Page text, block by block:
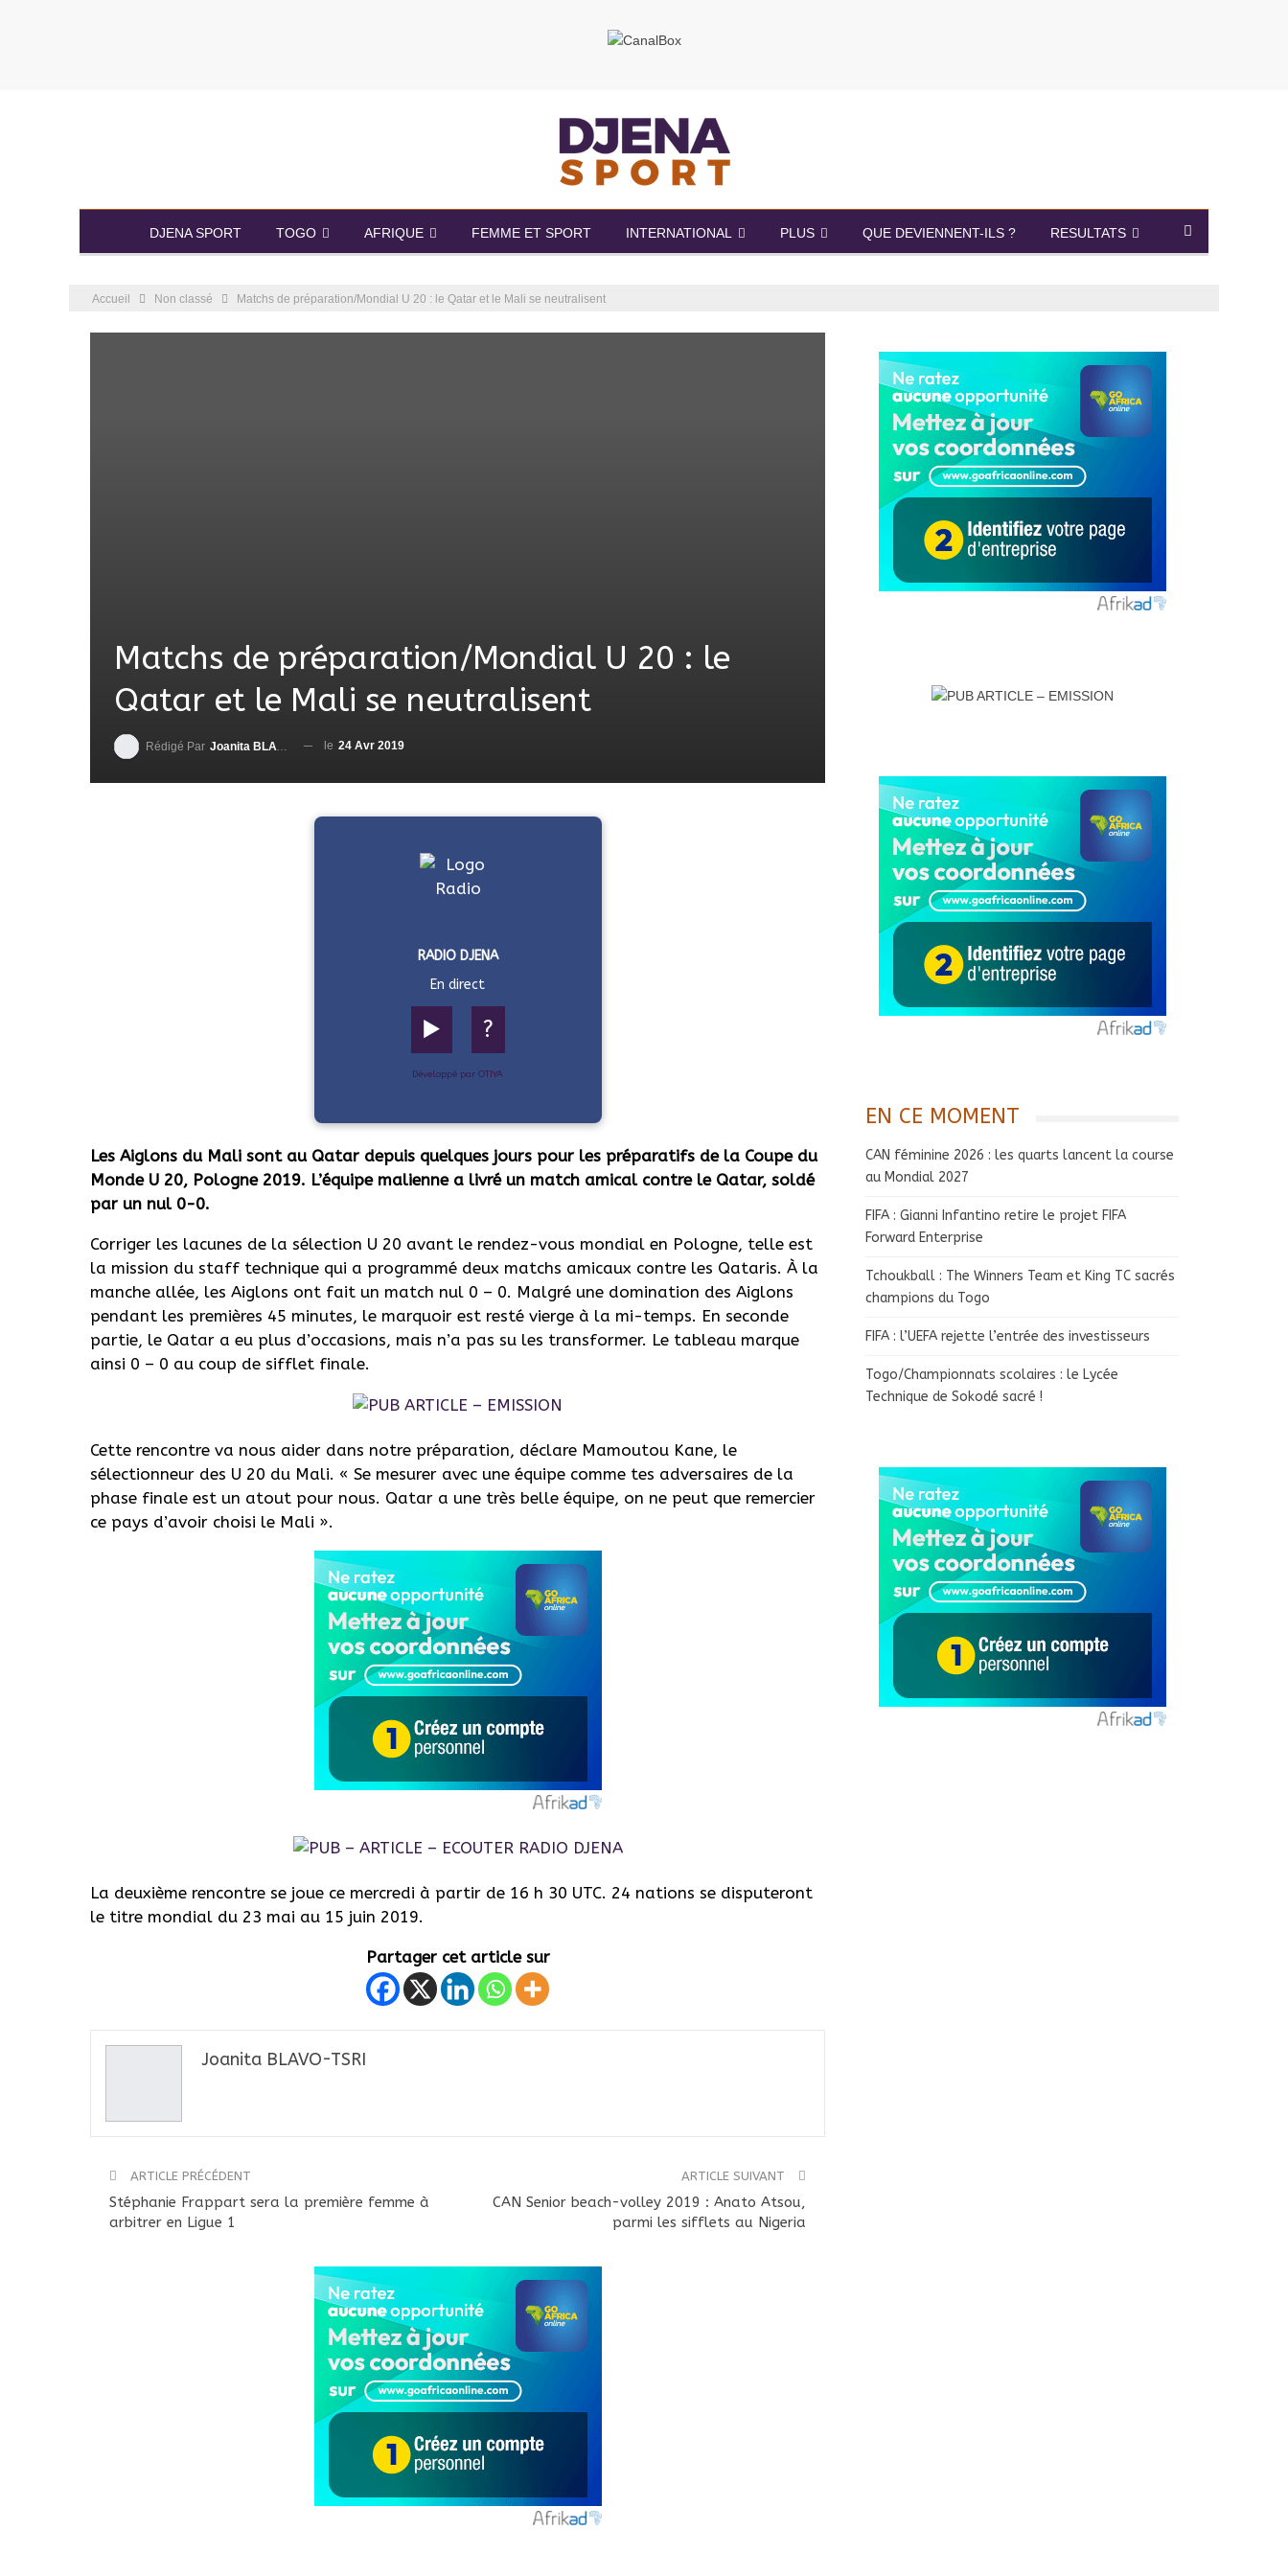
DJENA SPORT TOGO AFRIQUE FEMME ET SPORT INTERNATIONAL PLUS QUE DEVIENNENT-ILS ? RESULTATS
Accueil Non classé Matchs de préparation/Mondial U 20 : le Qatar et le Mali se neutralisent
Matchs de préparation/Mondial U 20 : le
Qatar et le Mali se neutralisent
Rédigé Par Joanita BLAVO-TSRI le 24 Avr 2019
RADIO DJENA
En direct
▶️ ?
Développé par OTIYA
Les Aiglons du Mali sont au Qatar depuis quelques jours pour les préparatifs de la Coupe du
Monde U 20, Pologne 2019. L’équipe malienne a livré un match amical contre le Qatar, soldé
par un nul 0-0.
Corriger les lacunes de la sélection U 20 avant le rendez-vous mondial en Pologne, telle est
la mission du staff technique qui a programmé deux matchs amicaux contre les Qataris. À la
manche allée, les Aiglons ont fait un match nul 0 – 0. Malgré une domination des Aiglons
pendant les premières 45 minutes, le marquoir est resté vierge à la mi-temps. En seconde
partie, le Qatar a eu plus d’occasions, mais n’a pas su les transformer. Le tableau marque
ainsi 0 – 0 au coup de sifflet finale.
Cette rencontre va nous aider dans notre préparation, déclare Mamoutou Kane, le
sélectionneur des U 20 du Mali. « Se mesurer avec une équipe comme tes adversaires de la
phase finale est un atout pour nous. Qatar a une très belle équipe, on ne peut que remercier
ce pays d’avoir choisi le Mali ».
La deuxième rencontre se joue ce mercredi à partir de 16 h 30 UTC. 24 nations se disputeront
le titre mondial du 23 mai au 15 juin 2019.
Partager cet article sur
Joanita BLAVO-TSRI
ARTICLE PRÉCÉDENT
Stéphanie Frappart sera la première femme à
arbitrer en Ligue 1
ARTICLE SUIVANT
CAN Senior beach-volley 2019 : Anato Atsou,
parmi les sifflets au Nigeria
EN CE MOMENT
CAN féminine 2026 : les quarts lancent la course
au Mondial 2027
FIFA : Gianni Infantino retire le projet FIFA
Forward Enterprise
Tchoukball : The Winners Team et King TC sacrés
champions du Togo
FIFA : l’UEFA rejette l’entrée des investisseurs
Togo/Championnats scolaires : le Lycée
Technique de Sokodé sacré !